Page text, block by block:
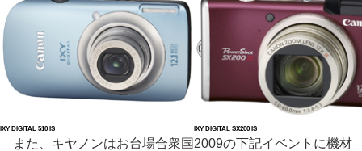
IXY DIGITAL 510 IS IXY DIGITAL SX200 IS
また、キヤノンはお台場合衆国2009の下記イベントに機材